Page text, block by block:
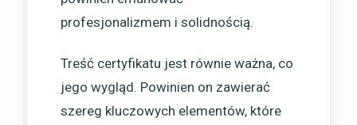
profesjonalizmem i solidnością.
Treść certyfikatu jest równie ważna, co
jego wygląd. Powinien on zawierać
szereg kluczowych elementów, które